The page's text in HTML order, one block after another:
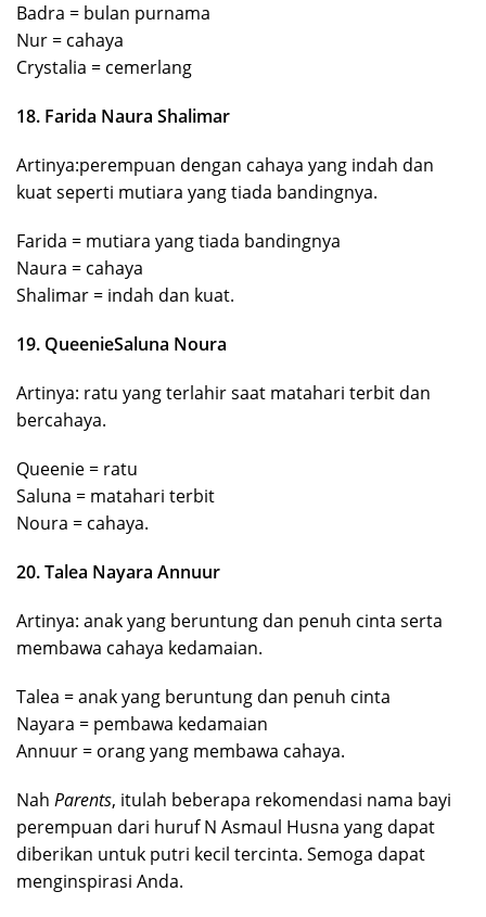
Badra = bulan purnama
Nur = cahaya
Crystalia = cemerlang
18. Farida Naura Shalimar
Artinya:perempuan dengan cahaya yang indah dan
kuat seperti mutiara yang tiada bandingnya.
Farida = mutiara yang tiada bandingnya
Naura = cahaya
Shalimar = indah dan kuat.
19. QueenieSaluna Noura
Artinya: ratu yang terlahir saat matahari terbit dan
bercahaya.
Queenie = ratu
Saluna = matahari terbit
Noura = cahaya.
20. Talea Nayara Annuur
Artinya: anak yang beruntung dan penuh cinta serta
membawa cahaya kedamaian.
Talea = anak yang beruntung dan penuh cinta
Nayara = pembawa kedamaian
Annuur = orang yang membawa cahaya.
Nah Parents, itulah beberapa rekomendasi nama bayi
perempuan dari huruf N Asmaul Husna yang dapat
diberikan untuk putri kecil tercinta. Semoga dapat
menginspirasi Anda.